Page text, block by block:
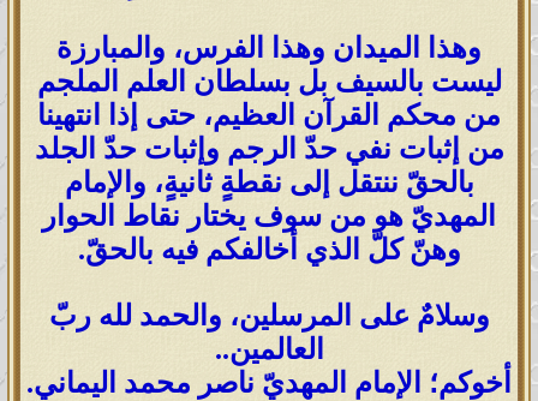
وهذا الميدان وهذا الفرس، والمبارزة
ليست بالسيف بل بسلطان العلم الملجم
من محكم القرآن العظيم، حتى إذا انتهينا
من إثبات نفي حدّ الرجم وإثبات حدّ الجلد
بالحقّ ننتقل إلى نقطةٍ ثانيةٍ، والإمام
المهديّ هو من سوف يختار نقاط الحوار
وهنّ كلّ الذي أخالفكم فيه بالحقّ.
وسلامٌ على المرسلين، والحمد لله ربّ
العالمين..
أخوكم؛ الإمام المهديّ ناصر محمد اليماني.